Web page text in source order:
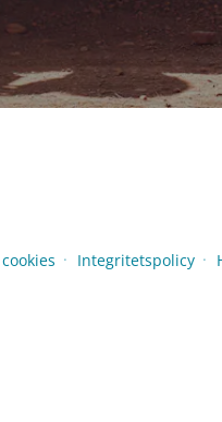
● Integritetspolicy ●